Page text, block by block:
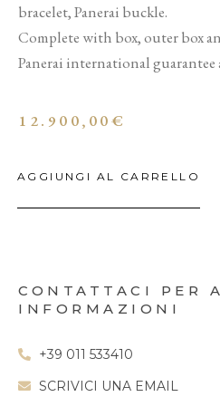
bracelet, Panerai buckle.
Complete with box, outer box
Panerai international guarantee
12.900,00€
AGGIUNGI AL CARRELLO
CONTATTACI PER
INFORMAZIONI
+39 011 533410
SCRIVICI UNA EMAIL